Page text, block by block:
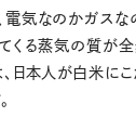
電気なのかガスな
くる蒸気の質が
日本人が白米に